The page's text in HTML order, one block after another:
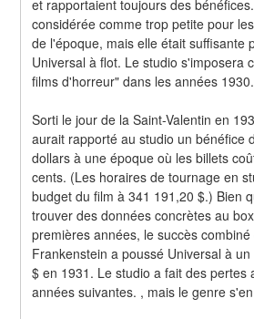
et rapportaient toujours des
considérée comme trop petite pour
de l'époque, mais elle était suffisante
Universal à flot. Le studio s'imposera
films d'horreur" dans les années 1930.
Sorti le jour de la Saint-Valentin en
aurait rapporté au studio un bénéfice
dollars à une époque où les billets
cents. (Les horaires de tournage en
budget du film à 341 191,20 $.) Bien
trouver des données concrètes au
premières années, le succès
Frankenstein a poussé Universal à
$ en 1931. Le studio a fait des pertes
années suivantes. , mais le genre